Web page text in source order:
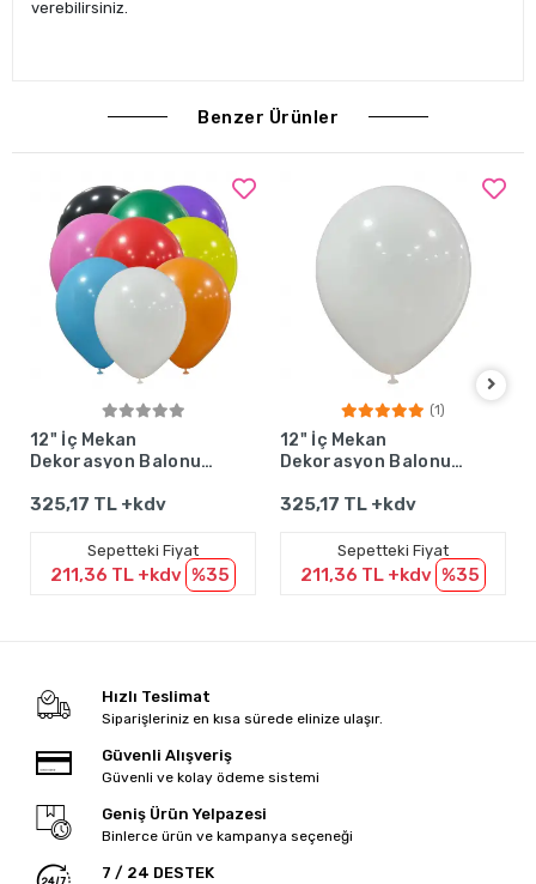
verebilirsiniz.
Benzer Ürünler
12" İç Mekan
Dekorasyon Balonu
325,17 TL +kdv
Sepetteki Fiyat
211,36 TL +kdv %35
(1)
12" İç Mekan
Dekorasyon Balonu
325,17 TL +kdv
Sepetteki Fiyat
211,36 TL +kdv %35
Hızlı Teslimat
Siparişleriniz en kısa sürede elinize ulaşır.
Güvenli Alışveriş
Güvenli ve kolay ödeme sistemi
Geniş Ürün Yelpazesi
Binlerce ürün ve kampanya seçeneği
7 / 24 DESTEK